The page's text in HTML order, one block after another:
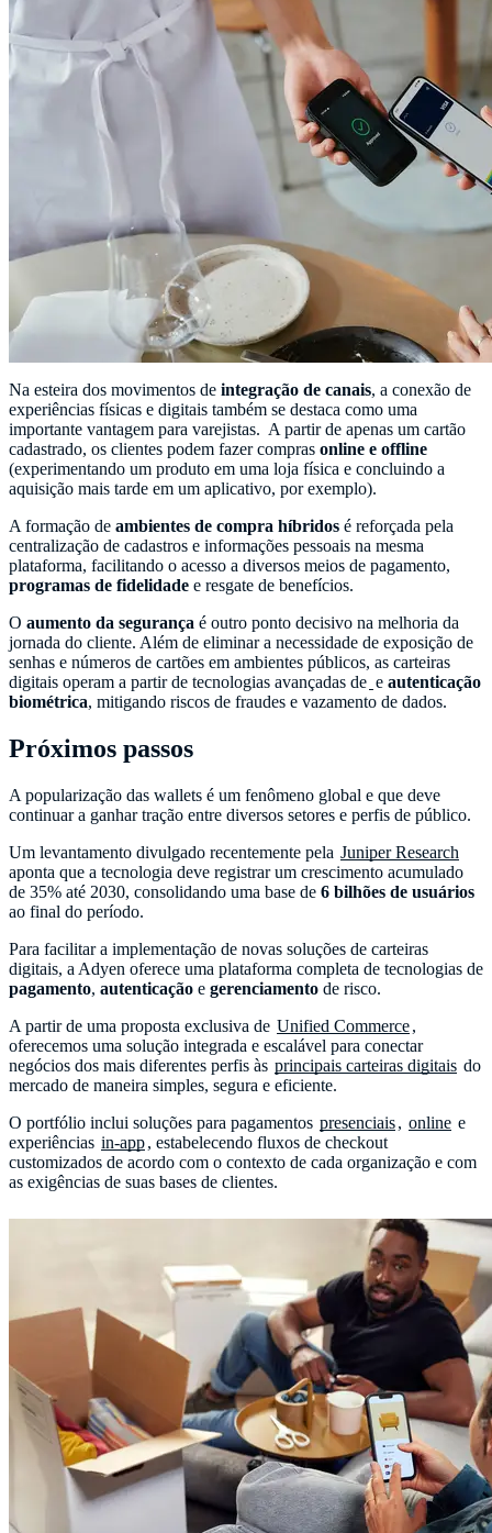
Na esteira dos movimentos de integração de canais, a conexão de
experiências físicas e digitais também se destaca como uma
importante vantagem para varejistas. A partir de apenas um cartão
cadastrado, os clientes podem fazer compras online e offline
(experimentando um produto em uma loja física e concluindo a
aquisição mais tarde em um aplicativo, por exemplo).
A formação de ambientes de compra híbridos é reforçada pela
centralização de cadastros e informações pessoais na mesma
plataforma, facilitando o acesso a diversos meios de pagamento,
programas de fidelidade e resgate de benefícios.
O aumento da segurança é outro ponto decisivo na melhoria da
jornada do cliente. Além de eliminar a necessidade de exposição de
senhas e números de cartões em ambientes públicos, as carteiras
digitais operam a partir de tecnologias avançadas de e autenticação
biométrica, mitigando riscos de fraudes e vazamento de dados.
Próximos passos
A popularização das wallets é um fenômeno global e que deve
continuar a ganhar tração entre diversos setores e perfis de público.
Um levantamento divulgado recentemente pela Juniper Research
aponta que a tecnologia deve registrar um crescimento acumulado
de 35% até 2030, consolidando uma base de 6 bilhões de usuários
ao final do período.
Para facilitar a implementação de novas soluções de carteiras
digitais, a Adyen oferece uma plataforma completa de tecnologias de
pagamento, autenticação e gerenciamento de risco.
A partir de uma proposta exclusiva de Unified Commerce,
oferecemos uma solução integrada e escalável para conectar
negócios dos mais diferentes perfis às principais carteiras digitais do
mercado de maneira simples, segura e eficiente.
O portfólio inclui soluções para pagamentos presenciais, online e
experiências in-app, estabelecendo fluxos de checkout
customizados de acordo com o contexto de cada organização e com
as exigências de suas bases de clientes.